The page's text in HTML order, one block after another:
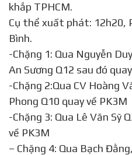
khắp TPHCM.
Cụ thể xuất phát: 12h20,
Bình.
-Chặng 1: Qua Nguyễn
An Sương Q12 sau đó
-Chặng 2:Qua CV Hoàng
Phong Q10 quay về PK3M
-Chặng 3: Qua Lê Văn Sỹ
về PK3M
– Chặng 4: Qua Bạch